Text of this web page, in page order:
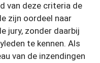
van deze criteria de
zijn oordeel naar
jury, zonder daarbij
te kennen. Als
van de inzendingen